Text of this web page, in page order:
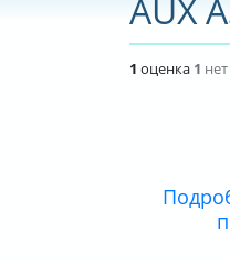
AUX
1 оценка 1